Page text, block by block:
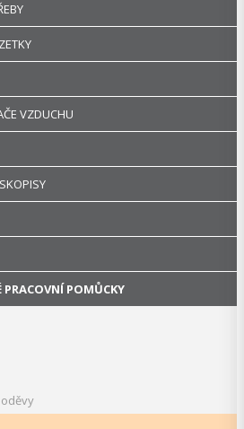
VZDUCHU
PRACOVNÍ POMŮCKY